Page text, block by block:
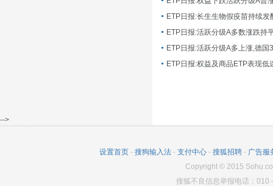
ETP日报:长生生物假疫苗持续发
ETP日报:活跃分级A多数涨跌持
ETP日报:活跃分级A多上涨,德国
-->
设置首页 - 搜狗输入法 - 支付中心 - 搜狐招聘 - 广告服
Copyright© 2015
搜狐不良信息举报电话：010